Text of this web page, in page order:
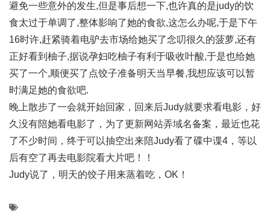
避免一些意外的发生,但是事后想一下,也许真的是judy的饮
食太过于单调了,整体影响了她的食欲,这怎么办呢,于是下午
16时许,赶紧骑着电驴去市场给她买了念叨很久的菠萝,还有
正好看到柚子,据说孕妇吃柚子有利于吸收叶酸,于是也给她
买了一个,顺便买了点饺子准备明天当早餐,我想应该可以暂
时满足她的食欲吧.
晚上散步了一会就开始回家，回来后Judy就要求看电影，好
久没有陪她看电影了，为了更新网站弄域名备案，最近也花
了不少时间，终于可以抽空出来陪Judy看了碟中谍4，等以
后有空了再去电影院看大片吧！！
Judy说了，明天的饺子用来蒸着吃，OK！